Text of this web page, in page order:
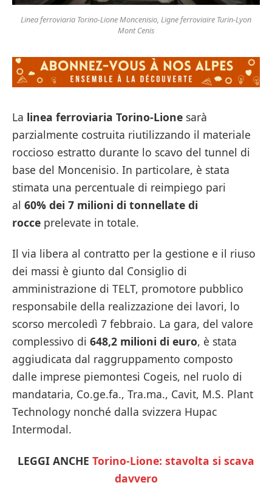
Linea ferroviaria Torino-Lione Moncenisio, Ligne ferroviaire Turin-Lyon
Mont Cenis
La linea ferroviaria Torino-Lione sarà
parzialmente costruita riutilizzando il materiale
roccioso estratto durante lo scavo del tunnel di
base del Moncenisio. In particolare, è stata
stimata una percentuale di reimpiego pari
al 60% dei 7 milioni di tonnellate di
rocce prelevate in totale.
Il via libera al contratto per la gestione e il riuso
dei massi è giunto dal Consiglio di
amministrazione di TELT, promotore pubblico
responsabile della realizzazione dei lavori, lo
scorso mercoledì 7 febbraio. La gara, del valore
complessivo di 648,2 milioni di euro, è stata
aggiudicata dal raggruppamento composto
dalle imprese piemontesi Cogeis, nel ruolo di
mandataria, Co.ge.fa., Tra.ma., Cavit, M.S. Plant
Technology nonché dalla svizzera Hupac
Intermodal.
LEGGI ANCHE Torino-Lione: stavolta si scava
davvero